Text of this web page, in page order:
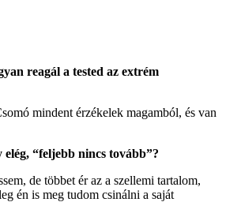
reagál a tested az extrém
mindent érzékelek magamból, és van
“feljebb nincs tovább”?
de többet ér az a szellemi tartalom,
én is meg tudom csinálni a saját